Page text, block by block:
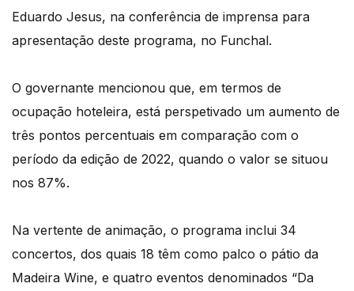
Eduardo Jesus, na conferência de imprensa para
apresentação deste programa, no Funchal.
O governante mencionou que, em termos de
ocupação hoteleira, está perspetivado um aumento de
três pontos percentuais em comparação com o
período da edição de 2022, quando o valor se situou
nos 87%.
Na vertente de animação, o programa inclui 34
concertos, dos quais 18 têm como palco o pátio da
Madeira Wine, e quatro eventos denominados “Da